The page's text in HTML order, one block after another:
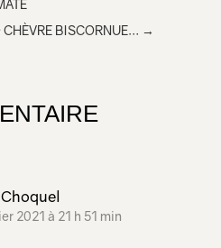
dans
CHÈVRE BISCORNUE… →
2021 à 21 h 51 min